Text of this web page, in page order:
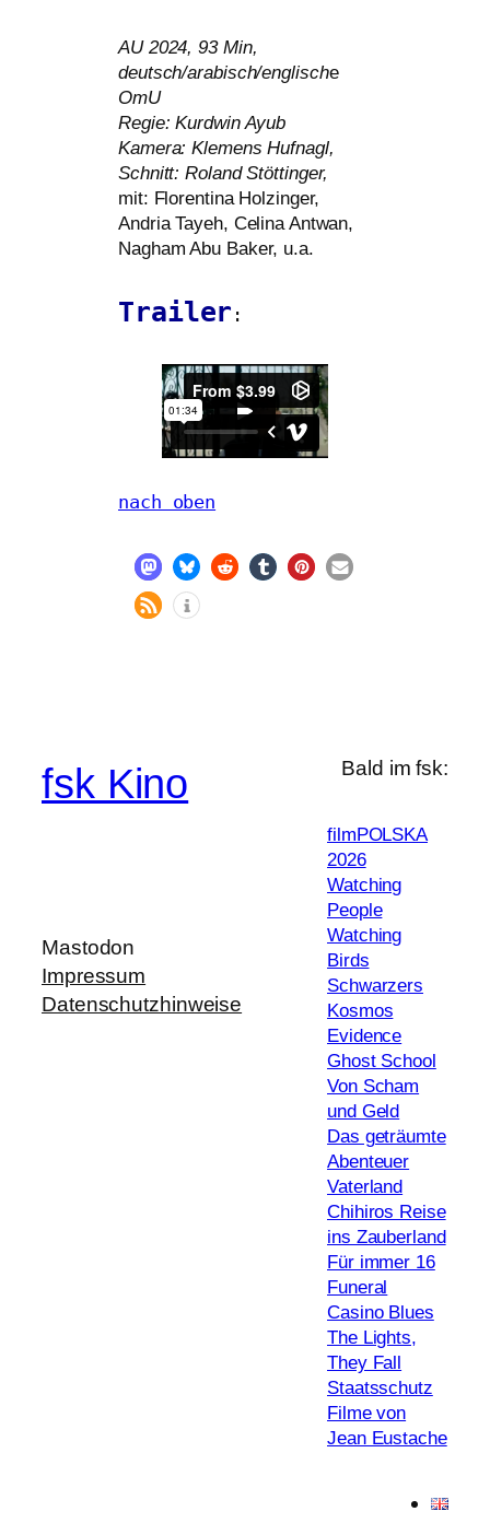
AU2024, 93 Min,
deutsch/arabisch/englische
OmU
Regie: Kurdwin Ayub
Kamera: Klemens Hufnagl,
Schnitt:Roland Stöttinger,
mit: Florentina Holzinger,
Andria Tayeh, Celina Antwan,
Nagham Abu Baker, u.a.
Trailer :
nach oben
fsk Kino
Mastodon
Impressum
Datenschutzhinweise
Bald im fsk:
filmPOLSKA
2026
Watching
People
Watching
Birds
Schwarzers
Kosmos
Evidence
Ghost School
Von Scham
und Geld
Das geträumte
Abenteuer
Vaterland
Chihiros Reise
ins Zauberland
Für immer 16
Funeral
Casino Blues
The Lights,
They Fall
Staatsschutz
Filme von
Jean Eustache